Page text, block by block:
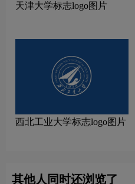
天津大学标志logo图片
西北工业大学标志logo图片
其他人同时还浏览了